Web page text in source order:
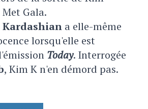
Gala.
Kardashian a elle-même
lorsqu'elle est
Today. Interrogée
, Kim K n'en démord pas.